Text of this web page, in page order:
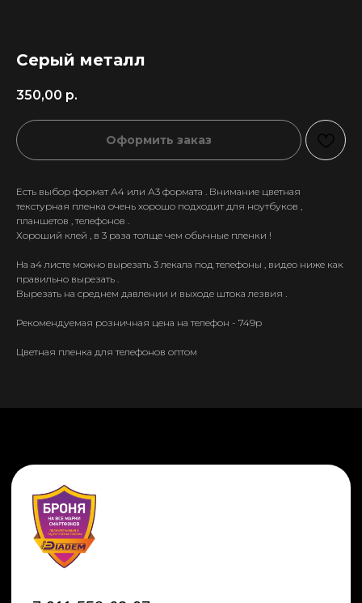
Серый металл
350,00 р.
Оформить заказ
Есть выбор формат А4 или А3 формата . Внимание цветная
текстурная пленка очень хорошо подходит для ноутбуков ,
планшетов , телефонов .
Хороший клей , в 3 раза толще чем обычные пленки !
На а4 листе можно вырезать 3 лекала под телефоны , видео ниже как
правильно вырезать .
Вырезать на среднем давлении и выходе штока лезвия .
Рекомендуемая розничная цена на телефон - 749р
Цветная пленка для телефонов оптом
+7 911 558-63-07
Плёнки
Плоттеры и
инструменты
Каталог Информация
Аксессуары